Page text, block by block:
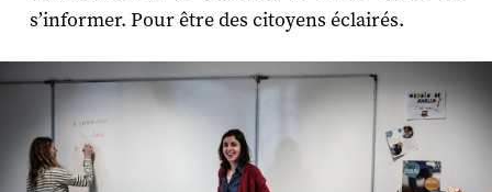
s’informer. Pour être des citoyens éclairés.